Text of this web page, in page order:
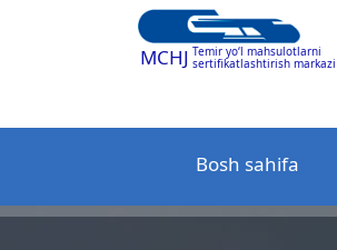
MCHJ Temir yo‘l mahsulotlarni
sertifikatlashtirish markazi
Bosh sahifa